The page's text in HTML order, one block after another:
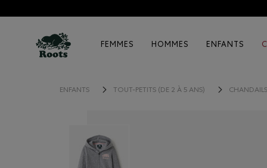
FEMMES HOMMES ENFANTS
ENFANTS TOUT-PETITS (DE 2 À 5 ANS)